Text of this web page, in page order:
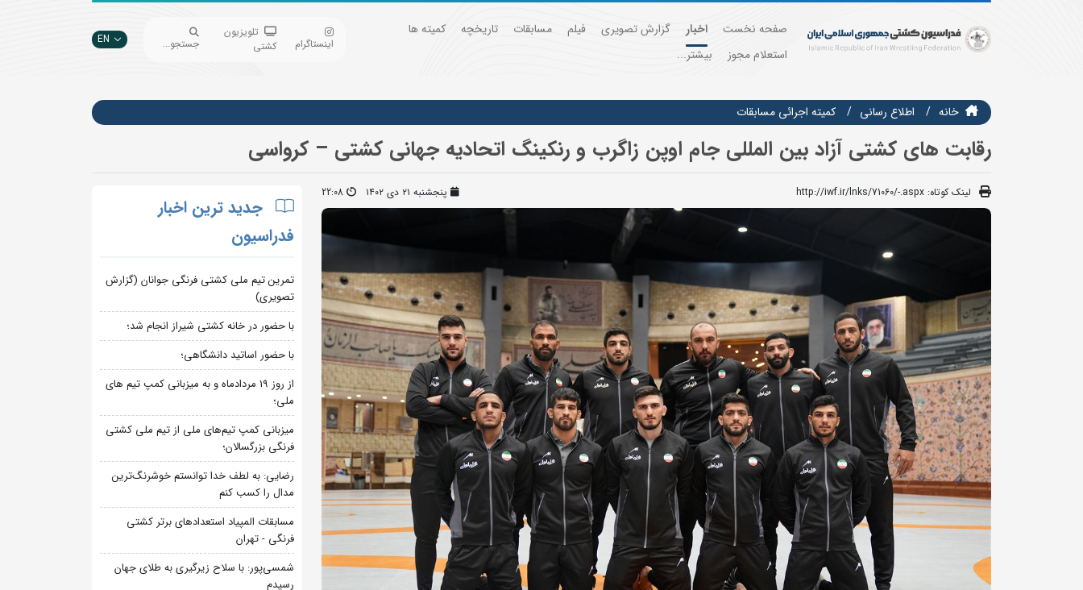
صفحه نخست اخبار گزارش تصویری فیلم مسابقات تاریخچه
کمیته ها
استعلام مجوز
بیشتر...
اینستاگرام
تلویزیون
کشتی
جستجو... EN
خانه اطلاع رسانی كميته اجرائي مسابقات
رقابت های کشتی آزاد بین المللی جام اوپن زاگرب و رنکینگ اتحادیه جهانی کشتی – کرواسی
لینک کوتاه: http://iwf.ir/lnks/71060/-.aspx پنجشنبه ۲۱ دی ۱۴۰۲ 22:08
جدید ترین اخبار
فدراسیون
تمرین تیم ملی کشتی فرنگی جوانان (گزارش
تصویری)
با حضور در خانه کشتی شیراز انجام شد؛
با حضور اساتید دانشگاهی؛
از روز 19 مردادماه و به میزبانی کمپ تیم های
ملی؛
میزبانی کمپ تیم‌های ملی از تیم ملی کشتی
فرنگی بزرگسالان؛
رضایی: به لطف خدا توانستم خوشرنگ‌ترین
مدال را کسب کنم
مسابقات المپیاد استعدادهای برتر کشتی
فرنگی - تهران
شمسی‌پور: با سلاح زیرگیری به طلای جهان
رسیدم